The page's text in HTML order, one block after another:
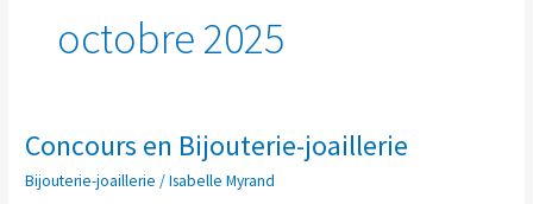
octobre 2025
Concours en Bijouterie-joaillerie
Bijouterie-joaillerie /Isabelle Myrand
Concours
Bijouterie-